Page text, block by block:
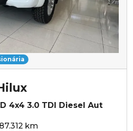
4x4 3.0 TDI Diesel Aut
km